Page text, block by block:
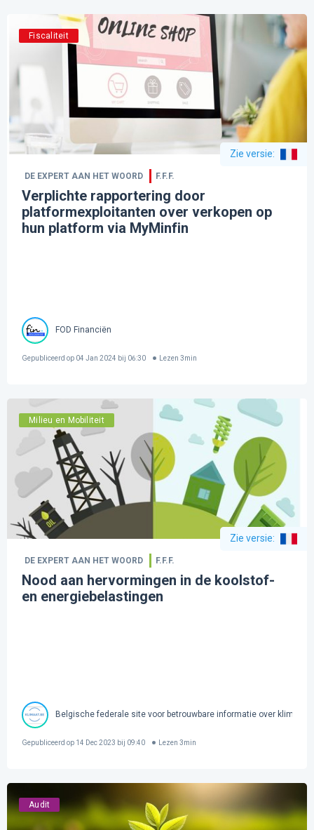
Fiscaliteit
Zie versie:
DE EXPERT AAN HET WOORD F.F.F.
Verplichte rapportering door
platformexploitanten over verkopen op
hun platform via MyMinfin
FOD Financiën
Gepubliceerd op 04 Jan 2024 bij 06:30 Lezen 3min
Milieu en Mobiliteit
Zie versie:
DE EXPERT AAN HET WOORD F.F.F.
Nood aan hervormingen in de koolstof-
en energiebelastingen
Belgische federale site voor betrouwbare informatie over
Gepubliceerd op 14 Dec 2023 bij 09:40 Lezen 3min
Audit